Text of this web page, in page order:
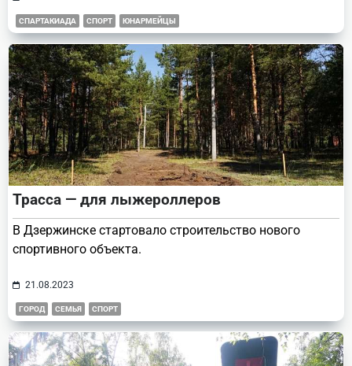
СПАРТАКИАДА СПОРТ ЮНАРМЕЙЦЫ
Трасса — для лыжероллеров
В Дзержинске стартовало строительство нового
спортивного объекта.
21.08.2023
ГОРОД СЕМЬЯ СПОРТ